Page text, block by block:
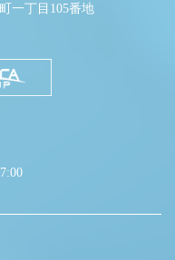
一丁目105番地